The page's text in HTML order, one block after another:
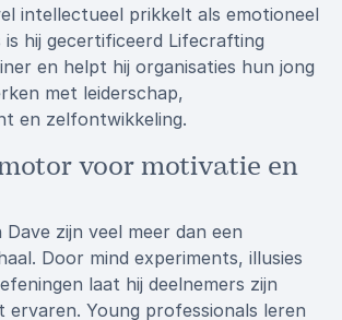
intellectueel prikkelt als emotioneel
is hij gecertificeerd Lifecrafting
en helpt hij organisaties hun jong
met leiderschap,
en zelfontwikkeling.
voor motivatie en
Dave zijn veel meer dan een
Door mind experiments, illusies
laat hij deelnemers zijn
ervaren. Young professionals leren